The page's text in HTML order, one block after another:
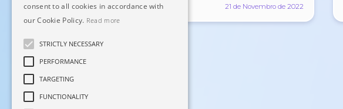
#app#game 21 de Novembro de 2022
consent to all cookies in accordance with
our Cookie Policy. Read more
STRICTLY NECESSARY
PERFORMANCE
TARGETING
FUNCTIONALITY